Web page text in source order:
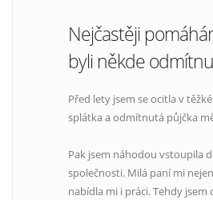
Nejčastěji
byli někde
Před lety jsem se ocitla v
splátka a odmítnutá půjčka
Pak jsem náhodou vstoupila
společnosti. Milá paní mi
nabídla mi i práci. Tehdy